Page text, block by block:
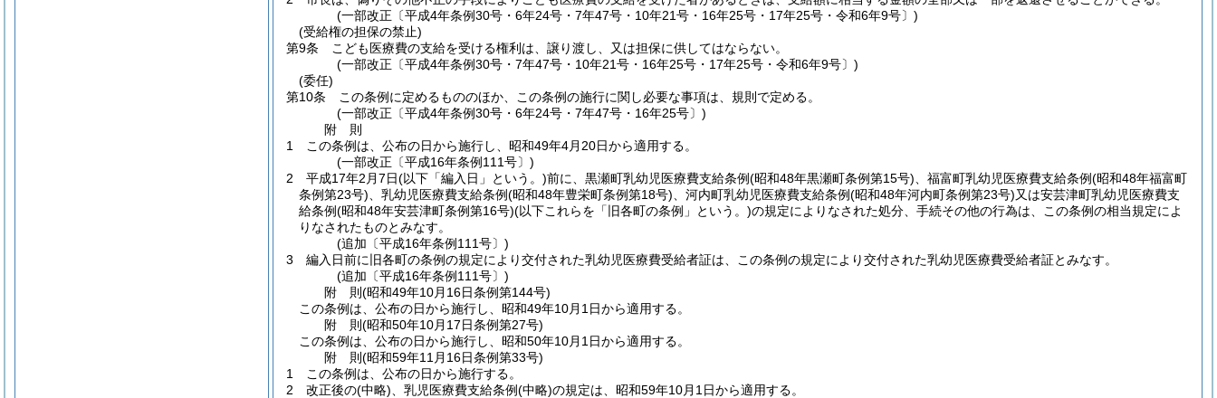
(一部改正〔平成4年条例30号・6年24号・7年47号・10年21号・16年25号・17年25号・令和6年9号〕)
(受給権の担保の禁止)
第9条
こども医療費の支給を受ける権利は、譲り渡し、又は担保に供してはならない。
(一部改正〔平成4年条例30号・7年47号・10年21号・16年25号・17年25号・令和6年9号〕)
(委任)
第10条
この条例に定めるもののほか、この条例の施行に関し必要な事項は、規則で定める。
(一部改正〔平成4年条例30号・6年24号・7年47号・16年25号〕)
附 則
1
この条例は、公布の日から施行し、昭和49年4月20日から適用する。
(一部改正〔平成16年条例111号〕)
2
平成17年2月7日(以下「編入日」という。)前に、黒瀬町乳幼児医療費支給条例(昭和48年黒瀬町条例第15号) 、福富町乳幼児医療費支給条例(昭和48年福富町
条例第23号) 、乳幼児医療費支給条例(昭和48年豊栄町条例第18号) 、河内町乳幼児医療費支給条例(昭和48年河内町条例第23号)又は安芸津町乳幼児医療費支
給条例(昭和48年安芸津町条例第16号)(以下これらを「旧各町の条例」という。)の規定によりなされた処分、手続その他の行為は、この条例の相当規定によ
りなされたものとみなす。
(追加〔平成16年条例111号〕)
3
編入日前に旧各町の条例の規定により交付された乳幼児医療費受給者証は、この条例の規定により交付された乳幼児医療費受給者証とみなす。
(追加〔平成16年条例111号〕)
附 則(昭和49年10月16日条例第144号)
この条例は、公布の日から施行し、昭和49年10月1日から適用する。
附 則(昭和50年10月17日条例第27号)
この条例は、公布の日から施行し、昭和50年10月1日から適用する。
附 則(昭和59年11月16日条例第33号)
1
この条例は、公布の日から施行する。
2
改正後の(中略) 、乳児医療費支給条例(中略)の規定は、昭和59年10月1日から適用する。